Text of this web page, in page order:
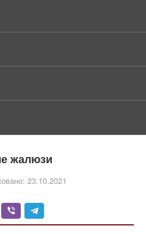
жалюзи
23.10.2021